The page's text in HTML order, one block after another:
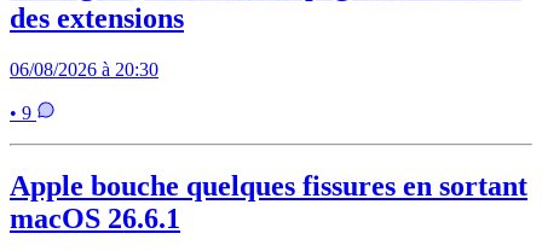
des extensions
06/08/2026 à 20:30
• 9
Apple bouche quelques fissures en sortant
macOS 26.6.1